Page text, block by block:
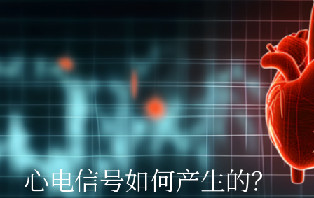
B站视频
关于我们
搜索
心电信号如何产生的？